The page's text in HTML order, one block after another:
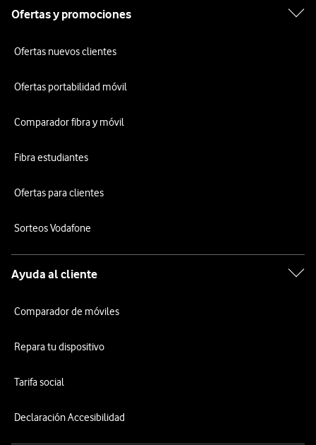
Ofertas y promociones
Ofertas nuevos clientes
Ofertas portabilidad móvil
Comparador fibra y móvil
Fibra estudiantes
Ofertas para clientes
Sorteos Vodafone
Ayuda al cliente
Comparador de móviles
Repara tu dispositivo
Tarifa social
Declaración Accesibilidad